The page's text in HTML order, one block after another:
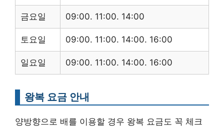
금요일 09:00. 11:00. 14:00
토요일 09:00. 11:00. 14:00. 16:00
일요일 09:00. 11:00. 14:00. 16:00
왕복 요금 안내
양방향으로 배를 이용할 경우 왕복 요금도 꼭 체크